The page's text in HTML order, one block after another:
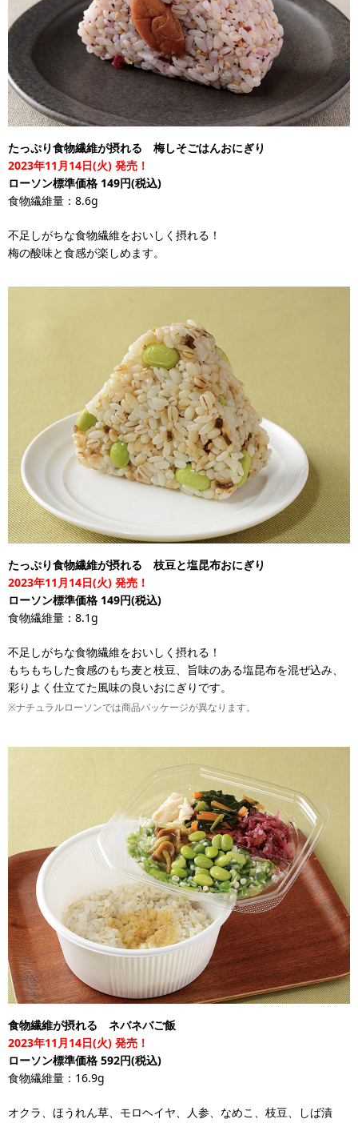
たっぷり食物繊維が摂れる 梅しそごはんおにぎり
2023年11月14日(火) 発売！
ローソン標準価格 149円(税込)
食物繊維量：8.6g
不足しがちな食物繊維をおいしく摂れる！
梅の酸味と食感が楽しめます。
たっぷり食物繊維が摂れる 枝豆と塩昆布おにぎり
2023年11月14日(火) 発売！
ローソン標準価格 149円(税込)
食物繊維量：8.1g
不足しがちな食物繊維をおいしく摂れる！
もちもちした食感のもち麦と枝豆、旨味のある塩昆布を混ぜ込み、
彩りよく仕立てた風味の良いおにぎりです。
※ナチュラルローソンでは商品パッケージが異なります。
食物繊維が摂れる ネバネバご飯
2023年11月14日(火) 発売！
ローソン標準価格 592円(税込)
食物繊維量：16.9g
オクラ、ほうれん草、モロヘイヤ、人参、なめこ、枝豆、しば漬